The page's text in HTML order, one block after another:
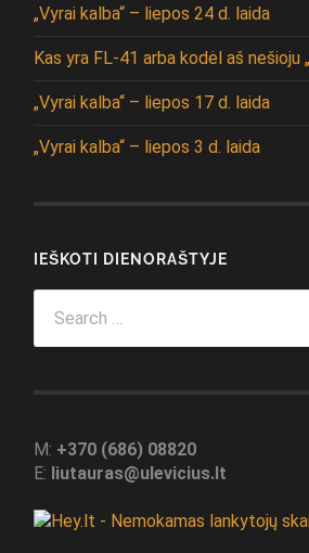
„Vyrai kalba“ – liepos 24 d. laida
Kas yra FL-41 arba kodėl aš nešioju
„Vyrai kalba“ – liepos 17 d. laida
„Vyrai kalba“ – liepos 3 d. laida
IEŠKOTI DIENORAŠTYJE
for:
M: +370 (686) 08820
E: liutauras@ulevicius.lt